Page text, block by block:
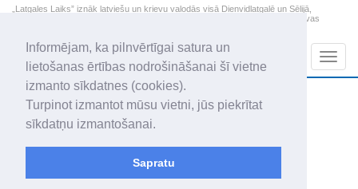
Informējam, ka pilnvērtīgai satura un
lietošanas ērtības nodrošināšanai šī vietne
izmanto sīkdatnes (cookies).
Turpinot izmantot mūsu vietni, jūs piekrītat
sīkdatņu izmantošanai.
Sapratu
„Latgales Laiks” iznāk latviešu un krievu valodās visā Dienvidlatgalē un Sēlijā,
„Latgales Laiks” latviešu valodā aptver Daugavpils valstspilsētu, Augšdaugavas
2026. gada 10. augusts
Pirmdiena
Audris, Brencis, Inuta
+18.3